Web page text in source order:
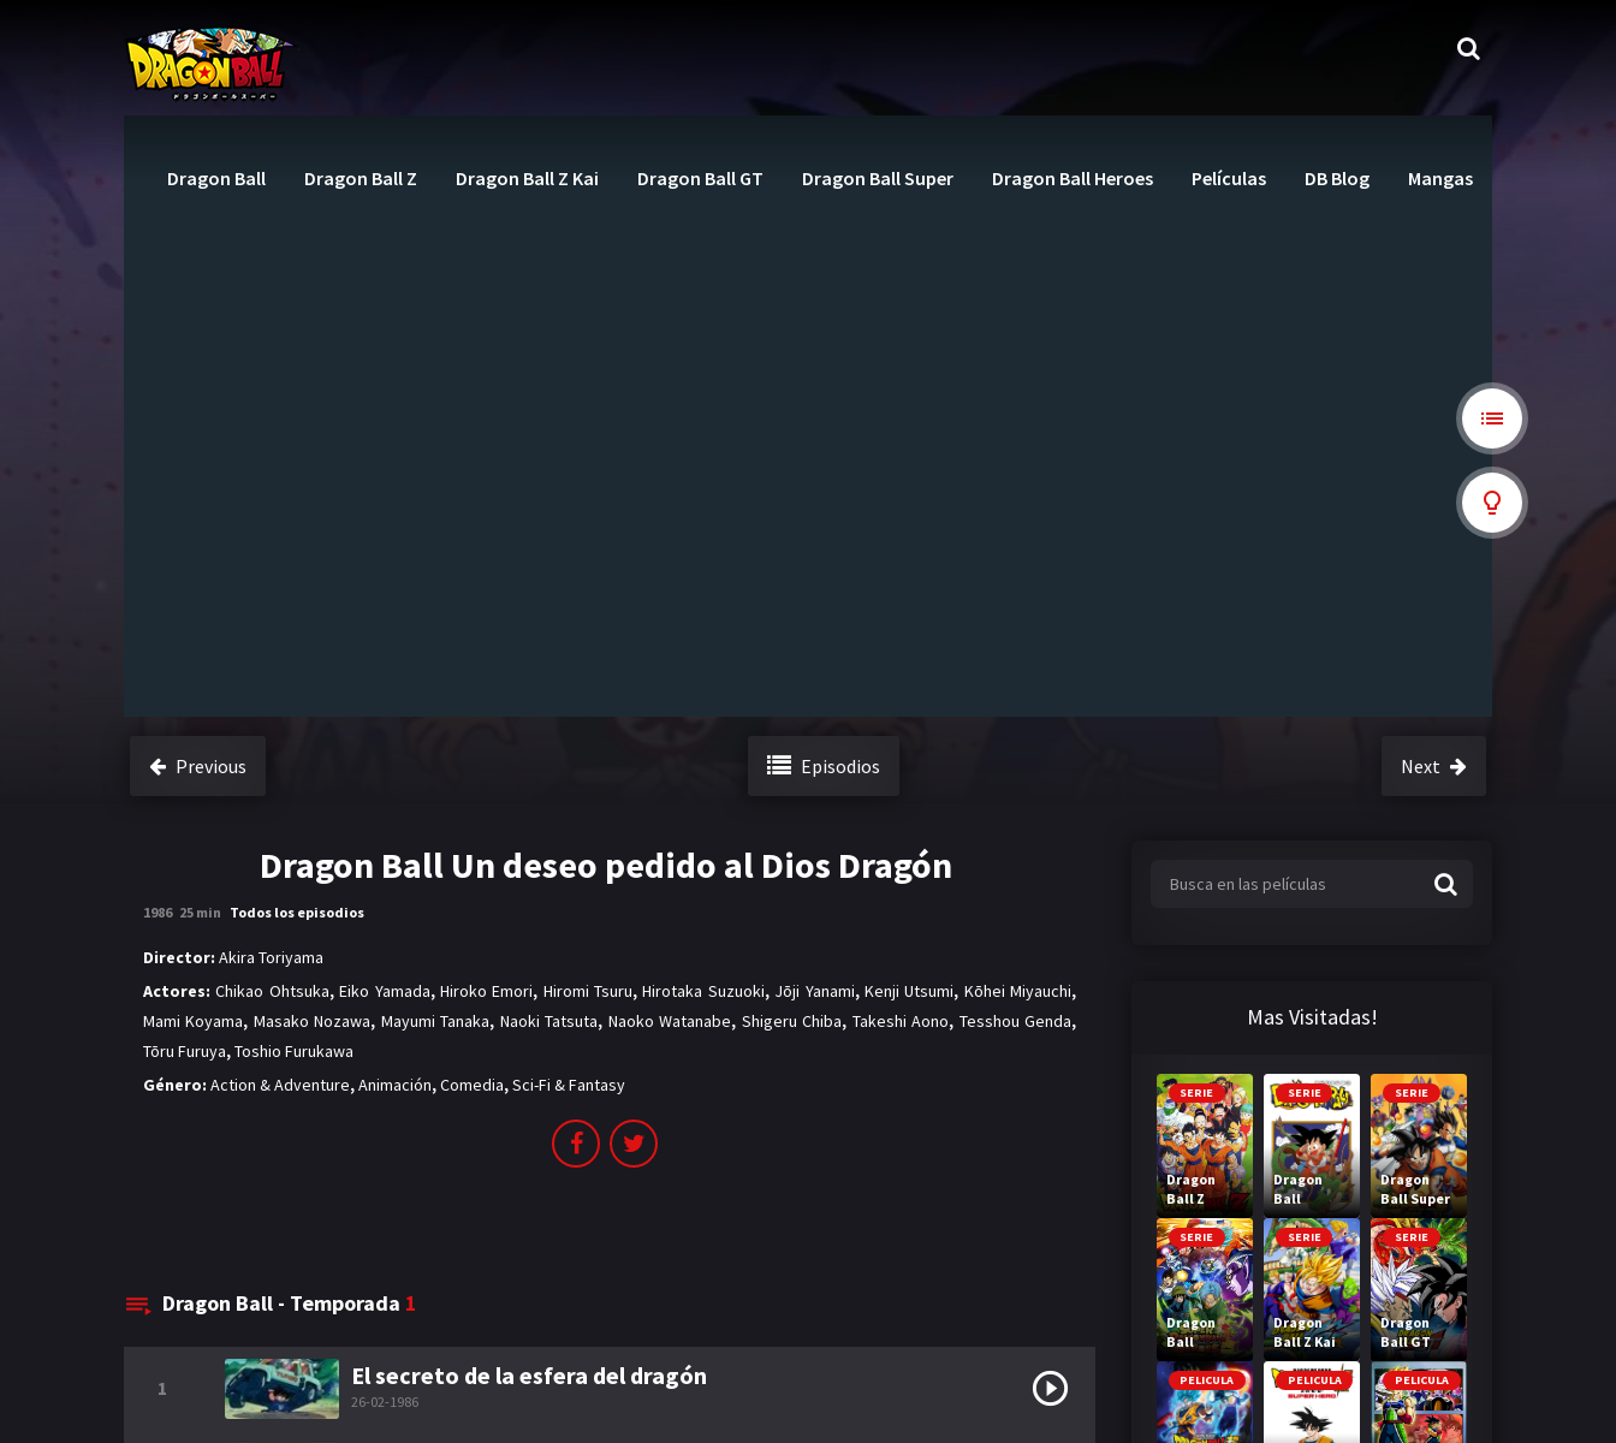
Dragon Ball Dragon Ball Z Dragon Ball Z Kai Dragon Ball GT Dragon Ball Super Dragon Ball Heroes Películas DB Blog Mangas
Previous Episodios Next
Dragon Ball Un deseo pedido al Dios Dragón
1986 25 min Todos los episodios
Director: Akira Toriyama
Actores: Chikao Ohtsuka,Eiko Yamada, Hiroko Emori, Hiromi Tsuru,Hirotaka Suzuoki, Jōji Yanami, Kenji Utsumi, Kōhei Miyauchi,
Mami Koyama, Masako Nozawa, Mayumi Tanaka, Naoki Tatsuta, Naoko Watanabe, Shigeru Chiba, Takeshi Aono, Tesshou Genda,
Tōru Furuya,Toshio Furukawa
Género: Action & Adventure,Animación,Comedia,Sci-Fi & Fantasy
Dragon Ball - Temporada 1
1 El secreto de la esfera del dragón
26-02-1986
Mas Visitadas!
SERIE
Dragon
Ball Z
SERIE
Dragon
Ball
SERIE
Dragon
Ball Super
SERIE
Dragon
Ball
Heroes
SERIE
Dragon
Ball Z Kai
SERIE
Dragon
Ball GT
PELICULA PELICULA PELICULA